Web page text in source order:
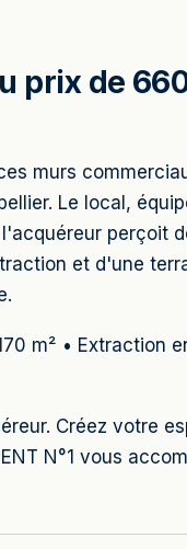
prix de
murs
Le local,
perçoit
et d'une
m² • Extraction
Créez votre
N°1 vous